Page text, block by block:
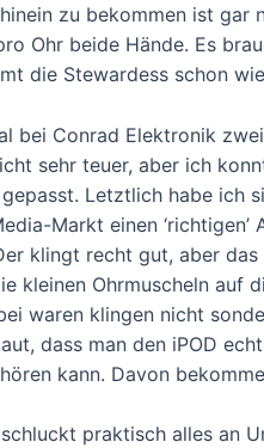
zu bekommen ist gar
Ohr beide Hände. Es
die Stewardess schon
bei Conrad Elektronik
sehr teuer, aber ich
Letztlich habe ich
Markt einen
klingt recht gut, aber
kleinen Ohrmuscheln auf
waren klingen nicht
dass man den iPOD
kann. Davon
praktisch alles an